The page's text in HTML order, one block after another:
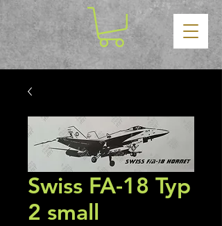
Swiss FA-18 Typ
2 small